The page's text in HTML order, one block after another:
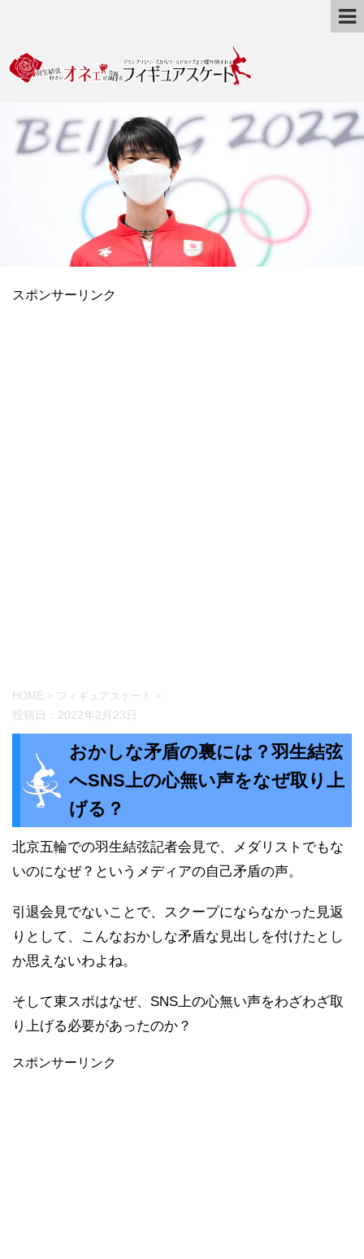
スポンサーリンク
HOME > フィギュアスケート >
投稿日： 2022年2月23日
おかしな矛盾の裏には？羽生結弦
へSNS上の心無い声をなぜ取り上
げる？
北京五輪での羽生結弦記者会見で、メダリストでもな
いのになぜ？というメディアの自己矛盾の声。
引退会見でないことで、スクープにならなかった見返
りとして、こんなおかしな矛盾な見出しを付けたとし
か思えないわよね。
そして東スポはなぜ、SNS上の心無い声をわざわざ取
り上げる必要があったのか？
スポンサーリンク